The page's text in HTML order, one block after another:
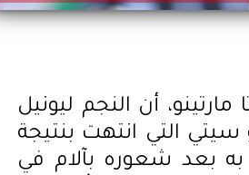
مارتينو، أن النجم ليونيل
التي انتهت بنتيجة
به بعد شعوره بآلام في